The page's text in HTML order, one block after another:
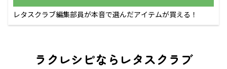
レタスクラブ編集部員が本音で選んだアイテムが買える！
ラクレシピならレタスクラブ